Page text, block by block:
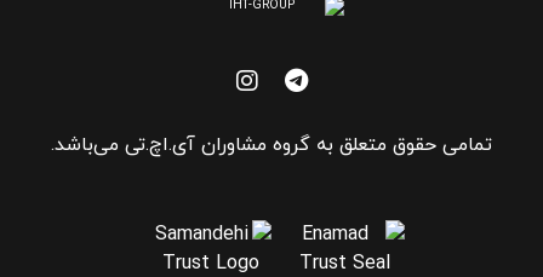
تمامی حقوق متعلق به گروه مشاوران آی.اچ.تی می‌باشد.